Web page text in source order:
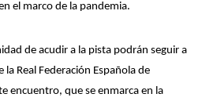
el marco de la pandemia.
de acudir a la pista podrán seguir a
la Real Federación Española de
encuentro, que se enmarca en la